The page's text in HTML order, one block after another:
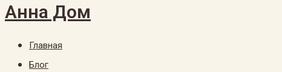
Перейти
содержимому
Анна Дом
Главная
Блог